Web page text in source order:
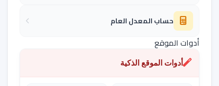
حساب المعدل العام
أدوات الموقع
أدوات الموقع الذكية